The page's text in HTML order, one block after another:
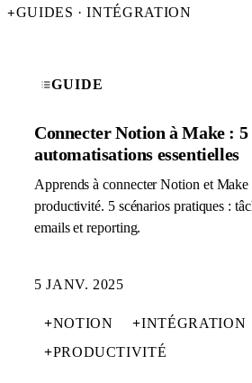
+GUIDES · INTÉGRATION
GUIDE
Connecter Notion à Make : 5
automatisations essentielles
Apprends à connecter Notion et Make
productivité. 5 scénarios pratiques :
emails et reporting.
5 JANV. 2025
+NOTION +INTÉGRATION
+PRODUCTIVITÉ